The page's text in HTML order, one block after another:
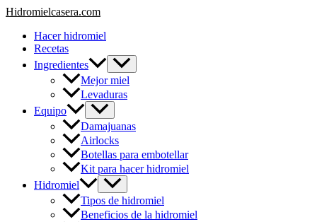
Ir
contenido
Hidromielcasera.com
Hacer hidromiel
Recetas
Ingredientes
Mejor miel
Levaduras
Equipo
Damajuanas
Airlocks
Botellas para embotellar
Kit para hacer hidromiel
Hidromiel
Tipos de hidromiel
Beneficios de la hidromiel